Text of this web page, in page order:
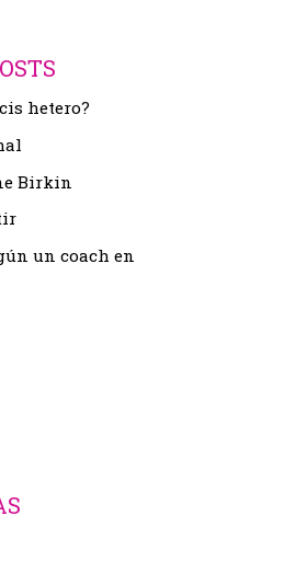
hetero?
Birkin
un coach en